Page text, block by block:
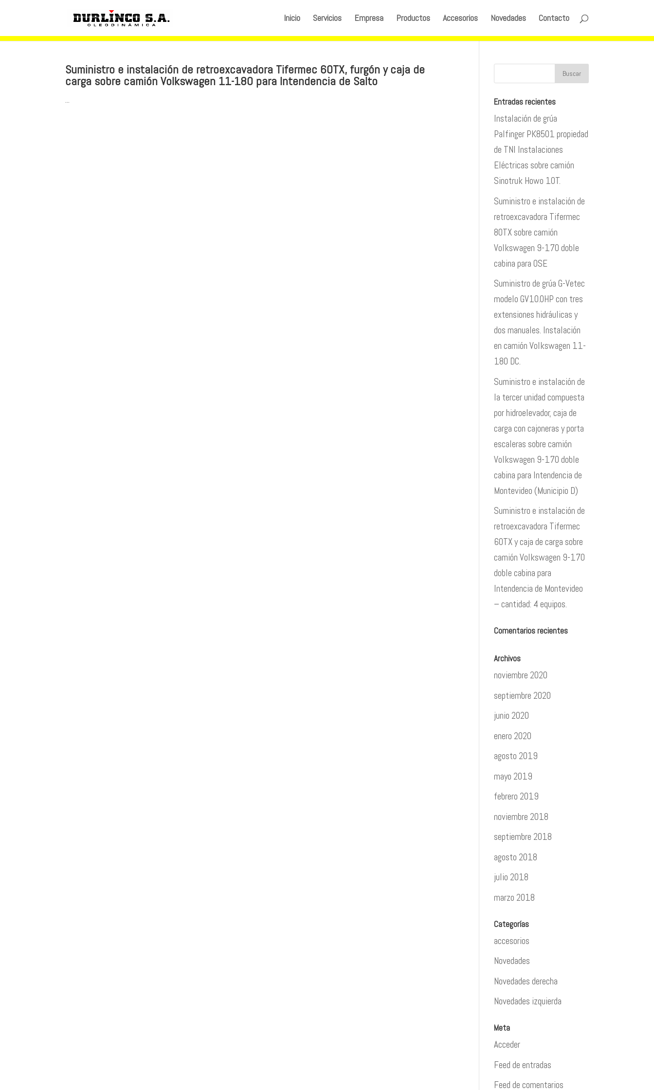
Inicio Servicios Empresa Productos Accesorios Novedades Contacto
Suministro e instalación de retroexcavadora Tifermec 60TX, furgón y caja de
carga sobre camión Volkswagen 11-180 para Intendencia de Salto
... Entradas recientes
Instalación de grúa
Palfinger PK8501 propiedad
de TNI Instalaciones
Eléctricas sobre camión
Sinotruk Howo 10T.
Suministro e instalación de
retroexcavadora Tifermec
80TX sobre camión
Volkswagen 9-170 doble
cabina para OSE
Suministro de grúa G-Vetec
modelo GV10.0HP con tres
extensiones hidráulicas y
dos manuales. Instalación
en camión Volkswagen 11-
180 DC.
Suministro e instalación de
la tercer unidad compuesta
por hidroelevador, caja de
carga con cajoneras y porta
escaleras sobre camión
Volkswagen 9-170 doble
cabina para Intendencia de
Montevideo (Municipio D)
Suministro e instalación de
retroexcavadora Tifermec
60TX y caja de carga sobre
camión Volkswagen 9-170
doble cabina para
Intendencia de Montevideo
– cantidad: 4 equipos.
Comentarios recientes
Archivos
noviembre 2020
septiembre 2020
junio 2020
enero 2020
agosto 2019
mayo 2019
febrero 2019
noviembre 2018
septiembre 2018
agosto 2018
julio 2018
marzo 2018
Categorías
accesorios
Novedades
Novedades derecha
Novedades izquierda
Meta
Acceder
Feed de entradas
Feed de comentarios